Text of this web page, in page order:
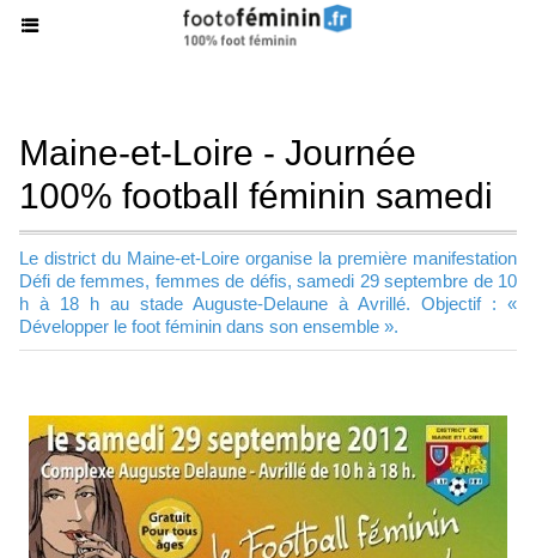
Maine-et-Loire - Journée
100% football féminin samedi
Le district du Maine-et-Loire organise la première manifestation
Défi de femmes, femmes de défis, samedi 29 septembre de 10
h à 18 h au stade Auguste-Delaune à Avrillé. Objectif : «
Développer le foot féminin dans son ensemble ».